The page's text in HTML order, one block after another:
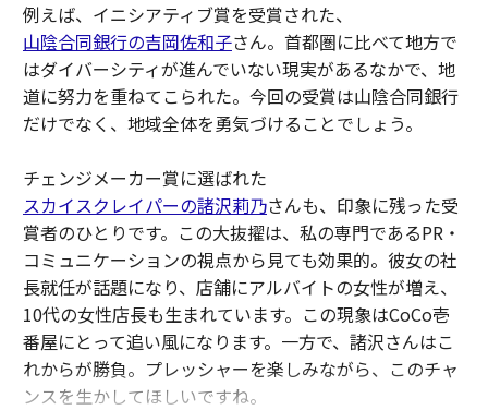
例えば、イニシアティブ賞を受賞された、
山陰合同銀行の吉岡佐和子さん。首都圏に比べて地方で
はダイバーシティが進んでいない現実があるなかで、地
道に努力を重ねてこられた。今回の受賞は山陰合同銀行
だけでなく、地域全体を勇気づけることでしょう。
チェンジメーカー賞に選ばれた
スカイスクレイパーの諸沢莉乃さんも、印象に残った受
賞者のひとりです。この大抜擢は、私の専門であるPR・
コミュニケーションの視点から見ても効果的。彼女の社
長就任が話題になり、店舗にアルバイトの女性が増え、
10代の女性店長も生まれています。この現象はCoCo壱
番屋にとって追い風になります。一方で、諸沢さんはこ
れからが勝負。プレッシャーを楽しみながら、このチャ
ンスを生かしてほしいですね。